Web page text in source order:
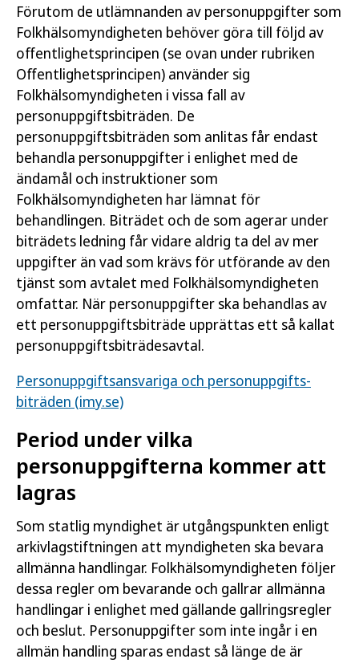
Förutom de utlämnanden av personuppgifter som
Folkhälsomyndigheten behöver göra till följd av
offentlighetsprincipen (se ovan under rubriken
Offentlighetsprincipen) använder sig
Folkhälsomyndigheten i vissa fall av
personuppgiftsbiträden. De
personuppgiftsbiträden som anlitas får endast
behandla personuppgifter i enlighet med de
ändamål och instruktioner som
Folkhälsomyndigheten har lämnat för
behandlingen. Biträdet och de som agerar under
biträdets ledning får vidare aldrig ta del av mer
uppgifter än vad som krävs för utförande av den
tjänst som avtalet med Folkhälsomyndigheten
omfattar. När personuppgifter ska behandlas av
ett personuppgiftsbiträde upprättas ett så kallat
personuppgiftsbiträdesavtal.
Personuppgifts­ansvariga och personuppgifts­
biträden (imy.se)
Period under vilka
personuppgifterna kommer att
lagras
Som statlig myndighet är utgångspunkten enligt
arkivlagstiftningen att myndigheten ska bevara
allmänna handlingar. Folkhälsomyndigheten följer
dessa regler om bevarande och gallrar allmänna
handlingar i enlighet med gällande gallringsregler
och beslut. Personuppgifter som inte ingår i en
allmän handling sparas endast så länge de är